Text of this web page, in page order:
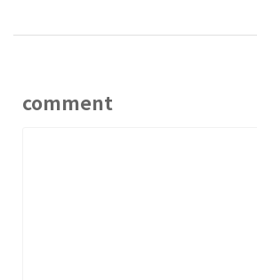
comment